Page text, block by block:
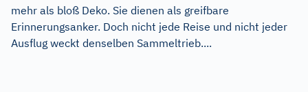
mehr als bloß Deko. Sie dienen als greifbare
Erinnerungsanker. Doch nicht jede Reise und nicht jeder
Ausflug weckt denselben Sammeltrieb....